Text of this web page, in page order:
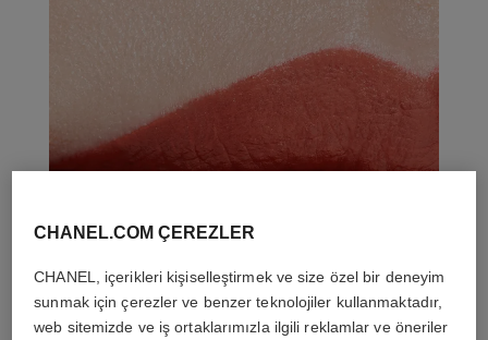
CHANEL.COM ÇEREZLER
CHANEL, içerikleri kişiselleştirmek ve size özel bir deneyim
sunmak için çerezler ve benzer teknolojiler kullanmaktadır,
web sitemizde ve iş ortaklarımızla ilgili reklamlar ve öneriler